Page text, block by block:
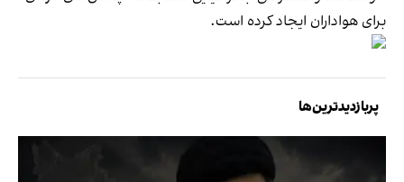
برای هواداران ایجاد کرده است.
پربازدیدترین‌ها